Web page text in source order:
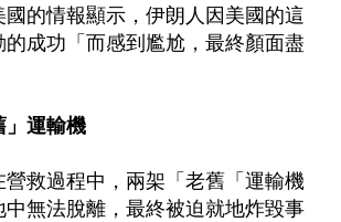
國的情報顯示，伊朗人因美國的這
的成功「而感到尷尬，最終顏面盡
」運輸機
營救過程中，兩架「老舊「運輸機
中無法脫離，最終被迫就地炸毀事